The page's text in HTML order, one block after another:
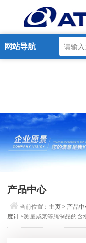
网站导航
产品中心
当前位置： 主页 > 产品中
度计 >测量咸菜等腌制品的含